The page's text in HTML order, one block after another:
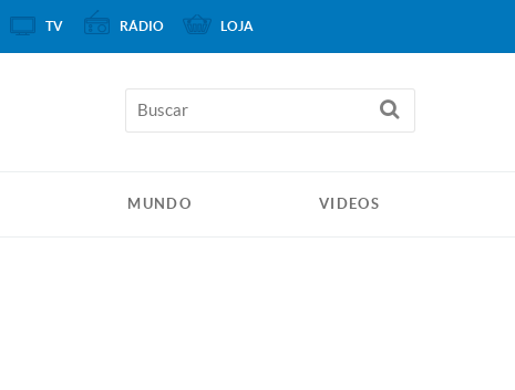
MUNDO VIDEOS
TV RÁDIO LOJA